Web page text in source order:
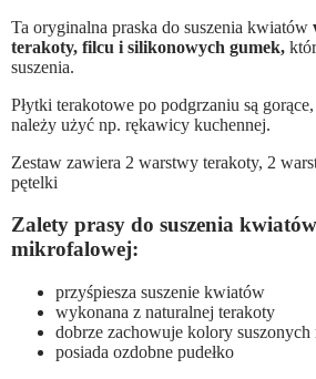
Ta oryginalna praska do suszenia kwiatów
terakoty, filcu i silikonowych gumek,
suszenia.
Płytki terakotowe po podgrzaniu są
należy użyć np. rękawicy kuchennej.
Zestaw zawiera 2 warstwy terakoty, 2
pętelki
Zalety prasy do suszenia
mikrofalowej:
przyśpiesza suszenie kwiatów
wykonana z naturalnej terakoty
dobrze zachowuje kolory suszonych
posiada ozdobne pudełko